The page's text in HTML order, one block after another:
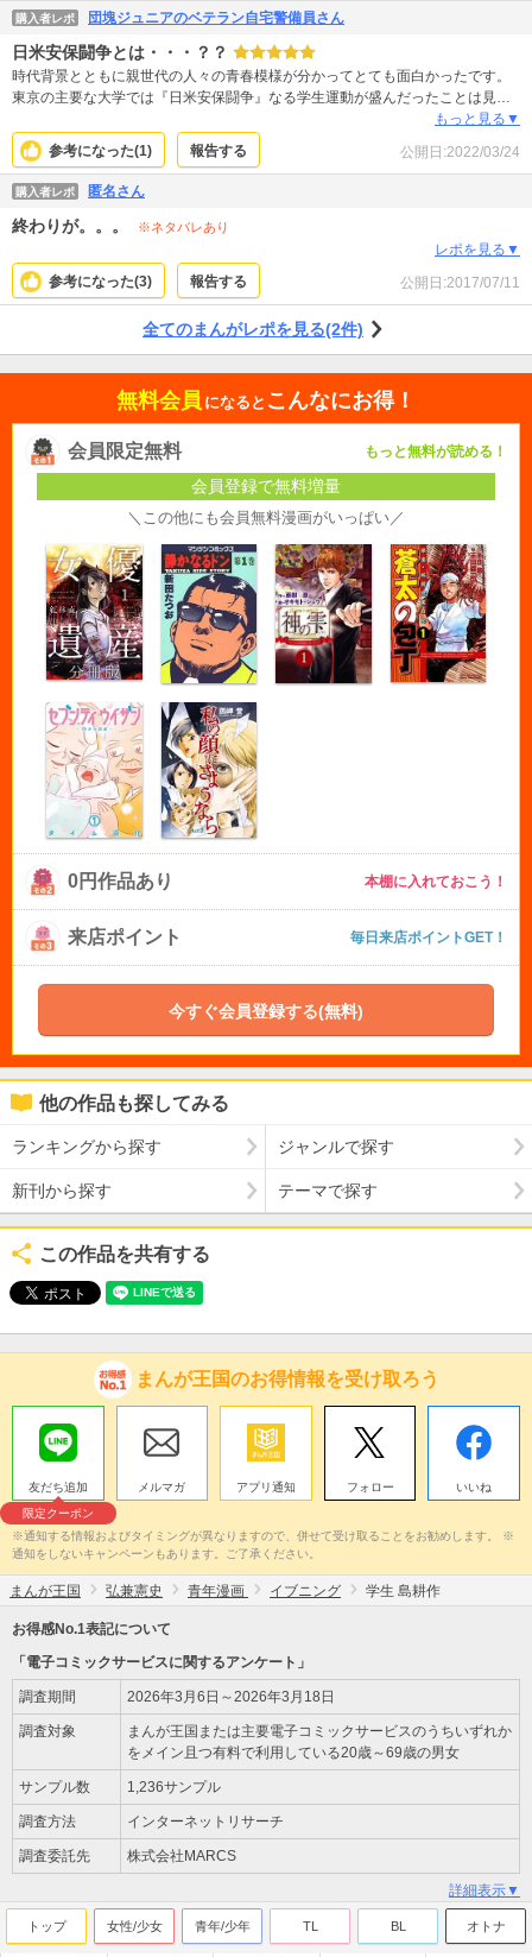
購入者レポ 団塊ジュニアのベテラン自宅警備員さん
日米安保闘争とは・・・？？
時代背景とともに親世代の人々の青春模様が分かってとても面白かったです。
東京の主要な大学では『日米安保闘争』なる学生運動が盛んだったことは見聞
きして知っておりましたが、当時の学生たちがソ連、中国、北朝鮮という、現
代の日本人のヘイト国トップスリーを奉じて資本主義廃絶、共産主義万歳を主
張していたなんてブッたまげでした。その裏では北朝鮮による日本人拉致が、
中国では文化大革命による破壊活動が進行していたわけですね。当時学生運動
をしていた人たちは今の世界情勢をどう見ているのでしょう。 それにしても出
てくる女性みんな島耕作に欲情し過ぎですから。
もっと見る▼
参考になった(1) 報告する 公開日:2022/03/24
購入者レポ 匿名さん
終わりが。。。 ※ネタバレあり
レポを見る▼
参考になった(3) 報告する 公開日:2017/07/11
全てのまんがレポを見る(2件)
無料会員 になると こんなにお得！
会員限定無料 もっと無料が読める！
会員登録で無料増量
＼この他にも会員無料漫画がいっぱい／
0円作品あり 本棚に入れておこう！
来店ポイント 毎日来店ポイントGET！
今すぐ会員登録する(無料)
他の作品も探してみる
ランキングから探す ジャンルで探す
新刊から探す テーマで探す
この作品を共有する
まんが王国のお得情報を受け取ろう
友だち追加
限定クーポン
メルマガ アプリ通知 フォロー いいね
※通知する情報およびタイミングが異なりますので、併せて受け取ることをお勧めします。 ※
通知をしないキャンペーンもあります。ご了承ください。
まんが王国 弘兼憲史 青年漫画 イブニング 学生 島耕作
お得感No.1表記について
「電子コミックサービスに関するアンケート」
調査期間 2026年3月6日～2026年3月18日
調査対象
まんが王国または主要電子コミックサービスのうちいずれか
をメイン且つ有料で利用している20歳～69歳の男女
サンプル数 1,236サンプル
調査方法 インターネットリサーチ
調査委託先 株式会社MARCS
詳細表示▼
トップ 女性/少女 青年/少年 TL BL オトナ